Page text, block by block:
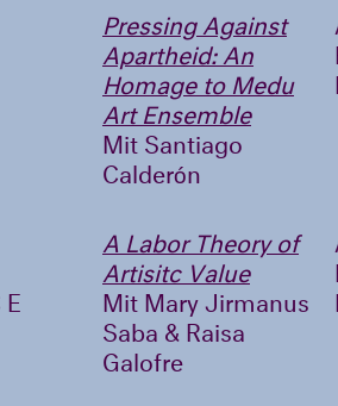
Pressing Against
Apartheid: An
Homage to Medu
Art Ensemble
Mit Santiago
Calderón
A Labor Theory of
Artisitc Value
Mit Mary Jirmanus
Saba & Raisa
Galofre